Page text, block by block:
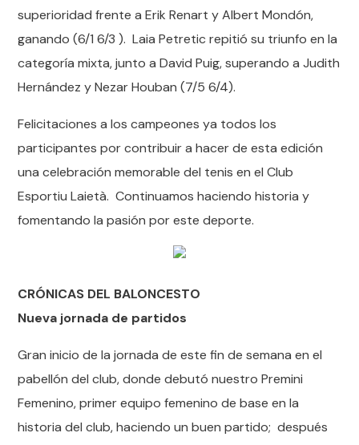
superioridad frente a Erik Renart y Albert Mondón,
ganando (6/1 6/3 ). Laia Petretic repitió su triunfo en la
categoría mixta, junto a David Puig, superando a Judith
Hernández y Nezar Houban (7/5 6/4).
Felicitaciones a los campeones ya todos los
participantes por contribuir a hacer de esta edición
una celebración memorable del tenis en el Club
Esportiu Laietà. Continuamos haciendo historia y
fomentando la pasión por este deporte.
CRÓNICAS DEL BALONCESTO
Nueva jornada de partidos
Gran inicio de la jornada de este fin de semana en el
pabellón del club, donde debutó nuestro Premini
Femenino, primer equipo femenino de base en la
historia del club, haciendo un buen partido; después